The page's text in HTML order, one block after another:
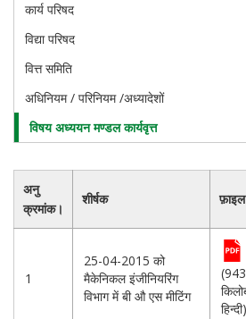
कार्य परिषद
विद्या परिषद
वित्त समिति
अधिनियम / परिनियम /अध्यादेशों
विषय अध्ययन मण्डल कार्यवृत्त
अनु
क्रमांक।
शीर्षक फ़ाइल
1
25-04-2015 को
मैकेनिकल इंजीनियरिंग
विभाग में बी औ एस मीटिंग
हिन्दी)